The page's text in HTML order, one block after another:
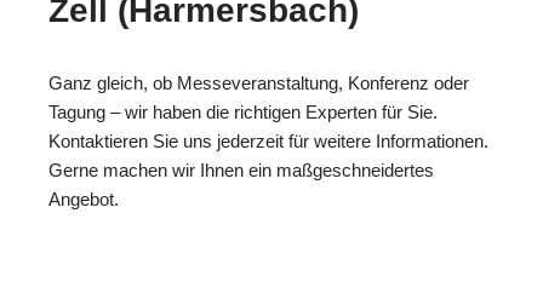
Zell (Harmersbach)
Ganz gleich, ob Messeveranstaltung, Konferenz oder
Tagung – wir haben die richtigen Experten für Sie.
Kontaktieren Sie uns jederzeit für weitere Informationen.
Gerne machen wir Ihnen ein maßgeschneidertes
Angebot.